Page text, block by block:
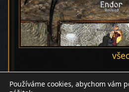
Používáme cookies, abychom vám